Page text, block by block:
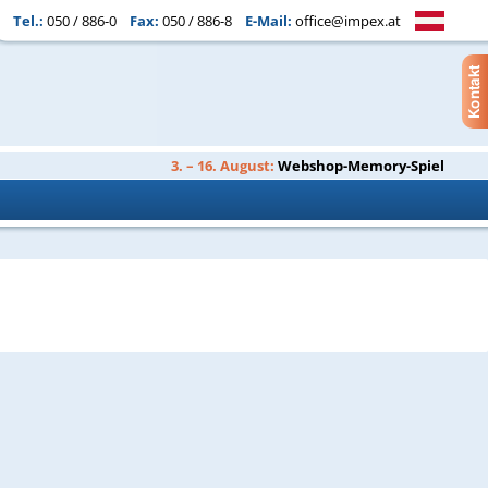
Tel.: 050 / 886-0 Fax: 050 / 886-8 E-Mail: office@impex.at
3. – 16. August: Webshop-Memory-Spiel